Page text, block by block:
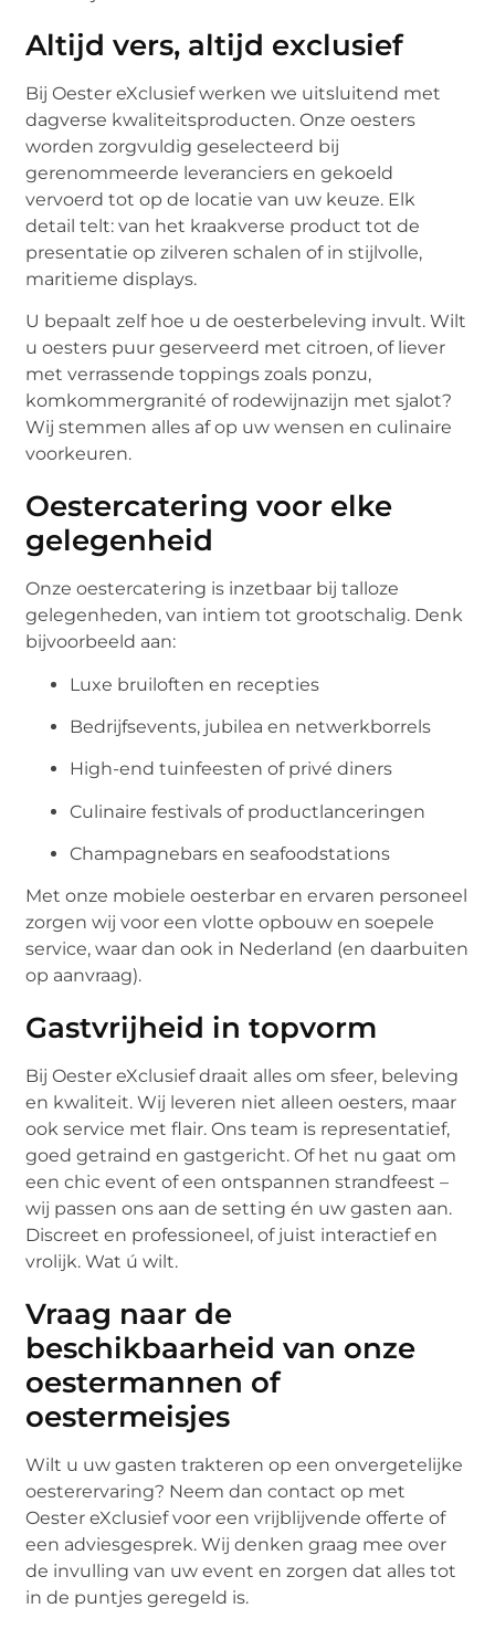
Altijd vers, altijd exclusief
Bij Oester eXclusief werken we uitsluitend met
dagverse kwaliteitsproducten. Onze oesters
worden zorgvuldig geselecteerd bij
gerenommeerde leveranciers en gekoeld
vervoerd tot op de locatie van uw keuze. Elk
detail telt: van het kraakverse product tot de
presentatie op zilveren schalen of in stijlvolle,
maritieme displays.
U bepaalt zelf hoe u de oesterbeleving invult. Wilt
u oesters puur geserveerd met citroen, of liever
met verrassende toppings zoals ponzu,
komkommergranité of rodewijnazijn met sjalot?
Wij stemmen alles af op uw wensen en culinaire
voorkeuren.
Oestercatering voor elke
gelegenheid
Onze oestercatering is inzetbaar bij talloze
gelegenheden, van intiem tot grootschalig. Denk
bijvoorbeeld aan:
Luxe bruiloften en recepties
Bedrijfsevents, jubilea en netwerkborrels
High-end tuinfeesten of privé diners
Culinaire festivals of productlanceringen
Champagnebars en seafoodstations
Met onze mobiele oesterbar en ervaren personeel
zorgen wij voor een vlotte opbouw en soepele
service, waar dan ook in Nederland (en daarbuiten
op aanvraag).
Gastvrijheid in topvorm
Bij Oester eXclusief draait alles om sfeer, beleving
en kwaliteit. Wij leveren niet alleen oesters, maar
ook service met flair. Ons team is representatief,
goed getraind en gastgericht. Of het nu gaat om
een chic event of een ontspannen strandfeest –
wij passen ons aan de setting én uw gasten aan.
Discreet en professioneel, of juist interactief en
vrolijk. Wat ú wilt.
Vraag naar de
beschikbaarheid van onze
oestermannen of
oestermeisjes
Wilt u uw gasten trakteren op een onvergetelijke
oesterervaring? Neem dan contact op met
Oester eXclusief voor een vrijblijvende offerte of
een adviesgesprek. Wij denken graag mee over
de invulling van uw event en zorgen dat alles tot
in de puntjes geregeld is.